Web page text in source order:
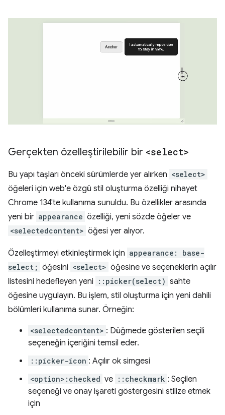
Gerçekten özelleştirilebilir bir <select>
Bu yapı taşları önceki sürümlerde yer alırken <select>
öğeleri için web'e özgü stil oluşturma özelliği nihayet
Chrome 134'te kullanıma sunuldu. Bu özellikler arasında
yeni bir appearance özelliği, yeni sözde öğeler ve
<selectedcontent> öğesi yer alıyor.
Özelleştirmeyi etkinleştirmek için appearance: base-
select; öğesini <select> öğesine ve seçeneklerin açılır
listesini hedefleyen yeni
::picker(select) sahte
öğesine uygulayın. Bu işlem, stil oluşturma için yeni dahili
bölümleri kullanıma sunar. Örneğin:
<selectedcontent> : Düğmede gösterilen seçili
seçeneğin içeriğini temsil eder.
::picker-icon : Açılır ok simgesi
<option>:checked ve ::checkmark : Seçilen
seçeneği ve onay işareti göstergesini stilize etmek
için